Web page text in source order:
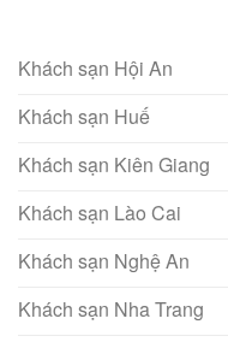
Khách sạn Hội An
Khách sạn Huế
Khách sạn Kiên Giang
Khách sạn Lào Cai
Khách sạn Nghệ An
Khách sạn Nha Trang